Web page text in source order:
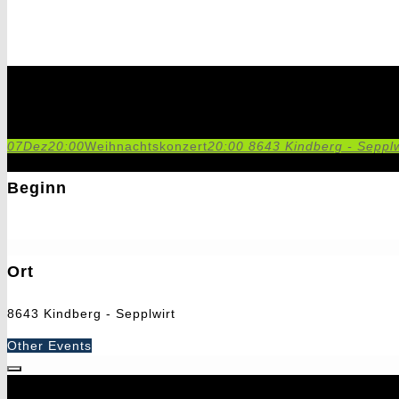
07Dez20:00Weihnachtskonzert20:00 8643 Kindberg -
Beginn
Ort
8643 Kindberg - Sepplwirt
Other Events